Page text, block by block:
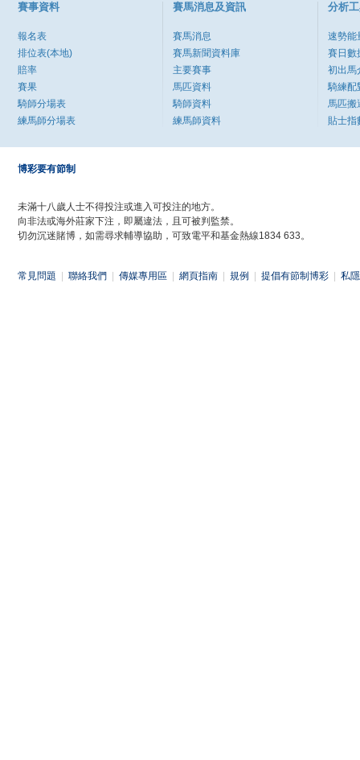
賽事資料
報名表
排位表(本地)
賠率
賽果
騎師分場表
練馬師分場表
賽馬消息及資訊
賽馬消息
賽馬新聞資料庫
主要賽事
馬匹資料
騎師資料
練馬師資料
分析
速勢能
賽日數
初出馬
騎練配
馬匹搬
貼士指
博彩要有節制
未滿十八歲人士不得投注或進入可投注的地方。
向非法或海外莊家下注，即屬違法，且可被判監禁。
切勿沉迷賭博，如需尋求輔導協助，可致電平和基金熱線1834 633。
常見問題 聯絡我們 傳媒專用區 網頁指南 規例 提倡有節制博彩 私